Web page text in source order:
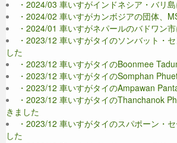
・2024/03 車いすがインドネシア・バリ
・2024/02 車いすがカンボジアの団体、
・2024/01 車いすがネパールのバドワン
・2023/12 車いすがタイのソンバット・
した
・2023/12 車いすがタイのBoonmee
・2023/12 車いすがタイのSomphan
・2023/12 車いすがタイのAmpawan
・2023/12 車いすがタイのThanchanok
きました
・2023/12 車いすがタイのスパポーン・
した